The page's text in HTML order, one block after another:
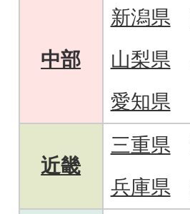
中部
新潟県
山梨県
愛知県
近畿
三重県
兵庫県